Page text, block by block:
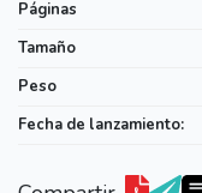
Páginas
Tamaño
Peso
Fecha de lanzamiento: